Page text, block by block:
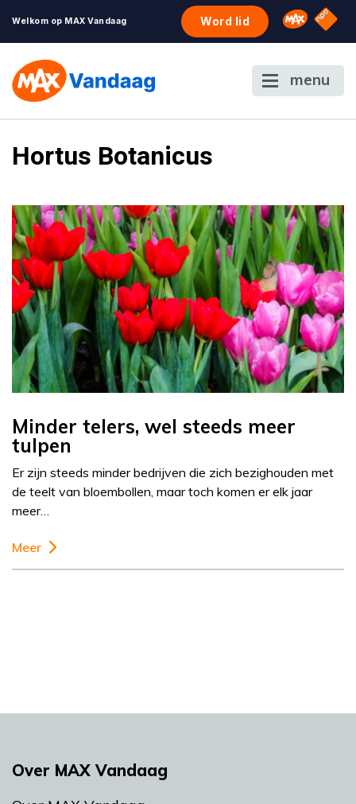
Welkom op MAX Vandaag Word lid Omroep
NPO
menu
Hortus Botanicus
Minder telers, wel steeds meer
tulpen
Er zijn steeds minder bedrijven die zich bezighouden met
de teelt van bloembollen, maar toch komen er elk jaar
meer…
Meer
Over MAX Vandaag